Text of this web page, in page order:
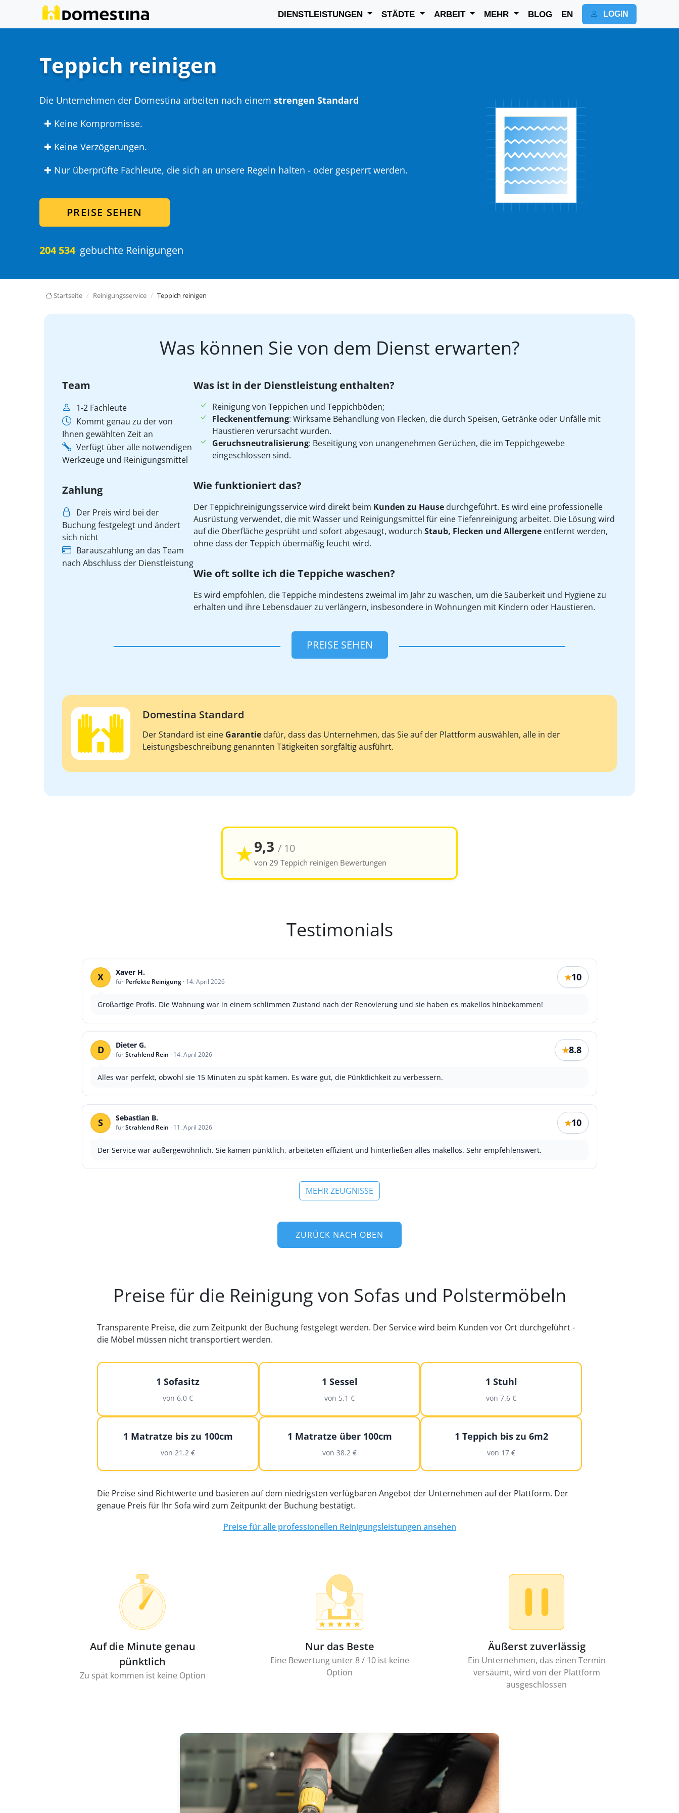
DIENSTLEISTUNGEN STÄDTE ARBEIT MEHR BLOG EN LOGIN
Teppich reinigen
Die Unternehmen der Domestina arbeiten nach einem strengen Standard
✚ Keine Kompromisse.
✚ Keine Verzögerungen.
✚ Nur überprüfte Fachleute, die sich an unsere Regeln halten - oder gesperrt werden.
PREISE SEHEN
204 534 gebuchte Reinigungen
Startseite Reinigungsservice Teppich reinigen
Was können Sie von dem Dienst erwarten?
Team
1-2 Fachleute
Kommt genau zu der von
Ihnen gewählten Zeit an
Verfügt über alle notwendigen
Werkzeuge und Reinigungsmittel
Zahlung
Der Preis wird bei der
Buchung festgelegt und ändert
sich nicht
Barauszahlung an das Team
nach Abschluss der Dienstleistung
Was ist in der Dienstleistung enthalten?
Reinigung von Teppichen und Teppichböden;
Fleckenentfernung: Wirksame Behandlung von Flecken, die durch Speisen, Getränke oder Unfälle mit
Haustieren verursacht wurden.
Geruchsneutralisierung: Beseitigung von unangenehmen Gerüchen, die im Teppichgewebe
eingeschlossen sind.
Wie funktioniert das?
Der Teppichreinigungsservice wird direkt beim Kunden zu Hause durchgeführt. Es wird eine professionelle
Ausrüstung verwendet, die mit Wasser und Reinigungsmittel für eine Tiefenreinigung arbeitet. Die Lösung wird
auf die Oberfläche gesprüht und sofort abgesaugt, wodurch Staub, Flecken und Allergene entfernt werden,
ohne dass der Teppich übermäßig feucht wird.
Wie oft sollte ich die Teppiche waschen?
Es wird empfohlen, die Teppiche mindestens zweimal im Jahr zu waschen, um die Sauberkeit und Hygiene zu
erhalten und ihre Lebensdauer zu verlängern, insbesondere in Wohnungen mit Kindern oder Haustieren.
PREISE SEHEN
Domestina Standard
Der Standard ist eine Garantiedafür, dass das Unternehmen, das Sie auf der Plattform auswählen, alle in der
Leistungsbeschreibung genannten Tätigkeiten sorgfältig ausführt.
★9,3 / 10
von 29 Teppich reinigen Bewertungen
Testimonials
X Xaver H.
für Perfekte Reinigung · 14. April 2026 ★10
Großartige Profis. Die Wohnung war in einem schlimmen Zustand nach der Renovierung und sie haben es makellos hinbekommen!
D Dieter G.
fürStrahlend Rein · 14. April 2026 ★8.8
Alles war perfekt, obwohl sie 15 Minuten zu spät kamen. Es wäre gut, die Pünktlichkeit zu verbessern.
S Sebastian B.
fürStrahlend Rein · 11. April 2026 ★10
Der Service war außergewöhnlich. Sie kamen pünktlich, arbeiteten effizient und hinterließen alles makellos. Sehr empfehlenswert.
MEHR ZEUGNISSE
ZURÜCK NACH OBEN
Preise für die Reinigung von Sofas und Polstermöbeln
Transparente Preise, die zum Zeitpunkt der Buchung festgelegt werden. Der Service wird beim Kunden vor Ort durchgeführt -
die Möbel müssen nicht transportiert werden.
1 Sofasitz
von 6.0 €
1 Sessel
von 5.1 €
1 Stuhl
von 7.6 €
1 Matratze bis zu 100cm
von 21.2 €
1 Matratze über 100cm
von 38.2 €
1 Teppich bis zu 6m2
von 17 €
Die Preise sind Richtwerte und basieren auf dem niedrigsten verfügbaren Angebot der Unternehmen auf der Plattform. Der
genaue Preis für Ihr Sofa wird zum Zeitpunkt der Buchung bestätigt.
Preise für alle professionellen Reinigungsleistungen ansehen
Auf die Minute genau
pünktlich
Zu spät kommen ist keine Option
Nur das Beste
Eine Bewertung unter 8 / 10 ist keine
Option
Äußerst zuverlässig
Ein Unternehmen, das einen Termin
versäumt, wird von der Plattform
ausgeschlossen